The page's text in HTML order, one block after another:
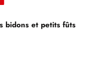
bidons et petits fûts